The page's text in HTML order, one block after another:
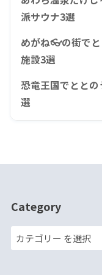
派サウナ3選
めがね👓の街で
施設3選
恐竜王国でとと
選
Category